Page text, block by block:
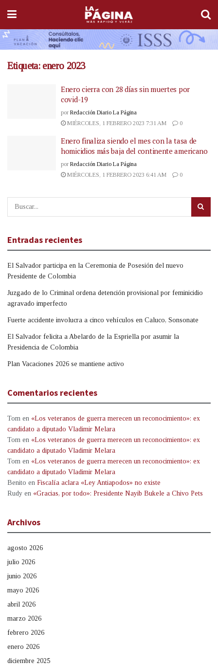
Etiqueta: enero 2023
Enero cierra con 28 días sin muertes por
covid-19
por Redacción Diario La Página
MIÉRCOLES, 1 FEBRERO 2023 7:31 AM
0
Enero finaliza siendo el mes con la tasa de
homicidios más baja del continente americano
por Redacción Diario La Página
MIÉRCOLES, 1 FEBRERO 2023 6:41 AM
0
Entradas recientes
El Salvador participa en la Ceremonia de Posesión del nuevo
Presidente de Colombia
Juzgado de lo Criminal ordena detención provisional por feminicidio
agravado imperfecto
Fuerte accidente involucra a cinco vehículos en Caluco, Sonsonate
El Salvador felicita a Abelardo de la Espriella por asumir la
Presidencia de Colombia
Plan Vacaciones 2026 se mantiene activo
Comentarios recientes
Tom en «Los veteranos de guerra merecen un reconocimiento»: ex
candidato a diputado Vladimir Melara
Tom en «Los veteranos de guerra merecen un reconocimiento»: ex
candidato a diputado Vladimir Melara
Tom en «Los veteranos de guerra merecen un reconocimiento»: ex
candidato a diputado Vladimir Melara
Benito en Fiscalía aclara «Ley Antiapodos» no existe
Rudy en «Gracias, por todo»: Presidente Nayib Bukele a Chivo Pets
Archivos
agosto 2026
julio 2026
junio 2026
mayo 2026
abril 2026
marzo 2026
febrero 2026
enero 2026
diciembre 2025